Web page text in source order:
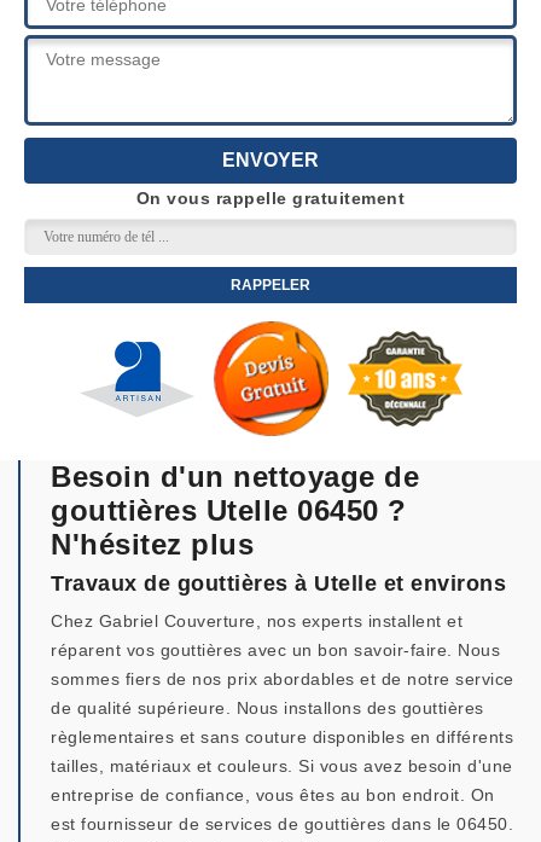
On vous rappelle gratuitement
Besoin d'un nettoyage de
gouttières Utelle 06450 ?
N'hésitez plus
Travaux de gouttières à Utelle et environs
Chez Gabriel Couverture, nos experts installent et
réparent vos gouttières avec un bon savoir-faire. Nous
sommes fiers de nos prix abordables et de notre service
de qualité supérieure. Nous installons des gouttières
règlementaires et sans couture disponibles en différents
tailles, matériaux et couleurs. Si vous avez besoin d'une
entreprise de confiance, vous êtes au bon endroit. On
est fournisseur de services de gouttières dans le 06450.